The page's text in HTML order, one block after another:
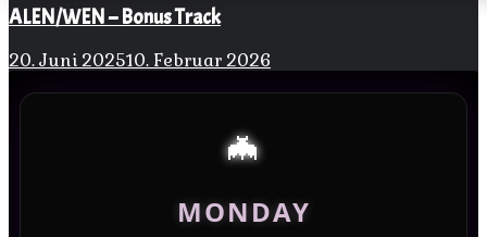
ALEN/WEN – Bonus Track
20. Juni 202510. Februar 2026
🦇
MONDAY